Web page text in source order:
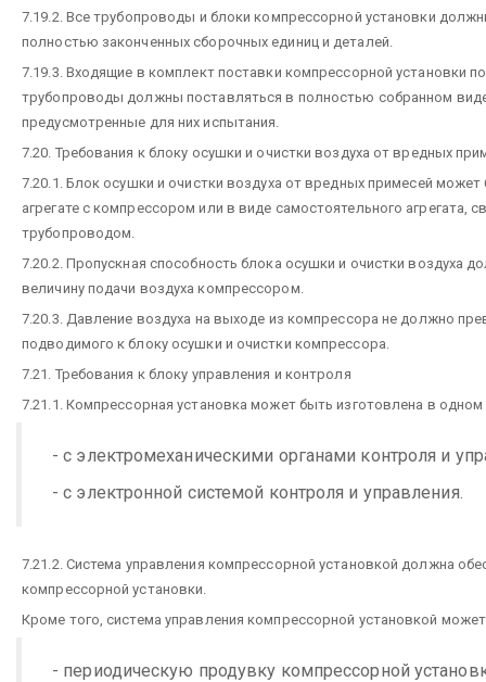
7.19.2. Все трубопроводы и блоки компрессорной установки
полностью законченных сборочных единиц и деталей.
7.19.3. Входящие в комплект поставки компрессорной установки
трубопроводы должны поставляться в полностью собранном
предусмотренные для них испытания.
7.20. Требования к блоку осушки и очистки воздуха от вредных
7.20.1. Блок осушки и очистки воздуха от вредных примесей
агрегате с компрессором или в виде самостоятельного агрегата,
трубопроводом.
7.20.2. Пропускная способность блока осушки и очистки воздуха
величину подачи воздуха компрессором.
7.20.3. Давление воздуха на выходе из компрессора не должно
подводимого к блоку осушки и очистки компрессора.
7.21. Требования к блоку управления и контроля
7.21.1. Компрессорная установка может быть изготовлена в одном
- с электромеханическими органами контроля и
- с электронной системой контроля и управления.
7.21.2. Система управления компрессорной установкой должна
компрессорной установки.
Кроме того, система управления компрессорной установкой
- периодическую продувку компрессорной